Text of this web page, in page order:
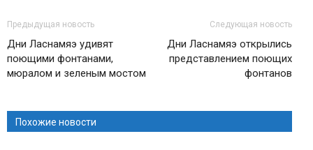
Предыдущая новость
Дни Ласнамяэ удивят
поющими фонтанами,
мюралом и зеленым мостом
Следующая новость
Дни Ласнамяэ открылись
представлением поющих
фонтанов
Похожие новости